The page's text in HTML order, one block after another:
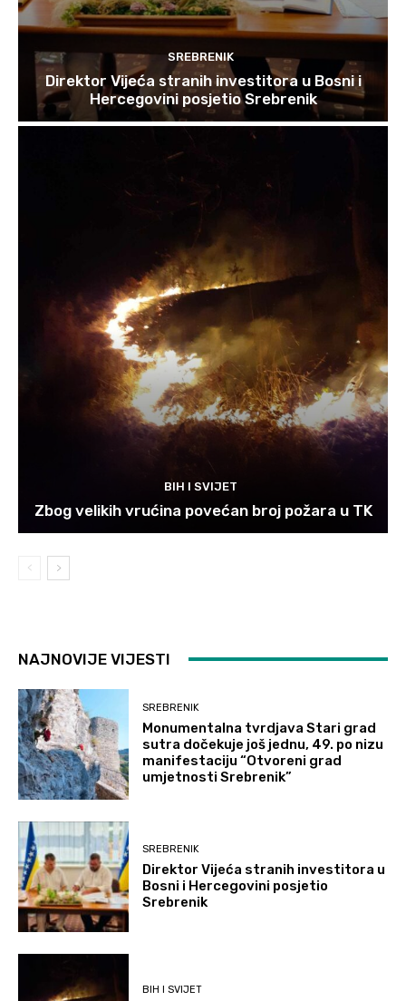
SREBRENIK
Direktor Vijeća stranih investitora u Bosni i
Hercegovini posjetio Srebrenik
BIH I SVIJET
Zbog velikih vrućina povećan broj požara u TK
NAJNOVIJE VIJESTI
SREBRENIK
Monumentalna tvrdjava Stari grad
sutra dočekuje još jednu, 49. po nizu
manifestaciju “Otvoreni grad
umjetnosti Srebrenik”
SREBRENIK
Direktor Vijeća stranih investitora u
Bosni i Hercegovini posjetio
Srebrenik
BIH I SVIJET